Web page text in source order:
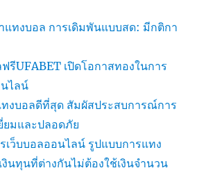
แทงบอล การเดิมพันแบบสด: มีกติกา
รีUFABET เปิดโอกาสทองในการ
ไลน์
ทงบอลดีที่สุด สัมผัสประสบการณ์การ
ยมและปลอดภัย
เว็บบอลออนไลน์ รูปแบบการแทง
งินทุนที่ต่างกันไม่ต้องใช้เงินจำนวน